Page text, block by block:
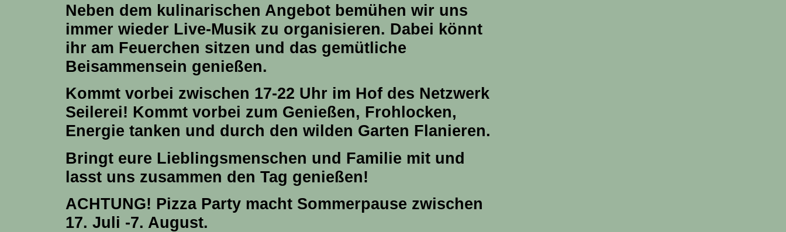
Neben dem kulinarischen Angebot bemühen wir uns
immer wieder Live-Musik zu organisieren. Dabei könnt
ihr am Feuerchen sitzen und das gemütliche
Beisammensein genießen.
Kommt vorbei zwischen 17-22 Uhr im Hof des Netzwerk
Seilerei! Kommt vorbei zum Genießen, Frohlocken,
Energie tanken und durch den wilden Garten Flanieren.
Bringt eure Lieblingsmenschen und Familie mit und
lasst uns zusammen den Tag genießen!
ACHTUNG! Pizza Party macht Sommerpause zwischen
17. Juli -7. August.